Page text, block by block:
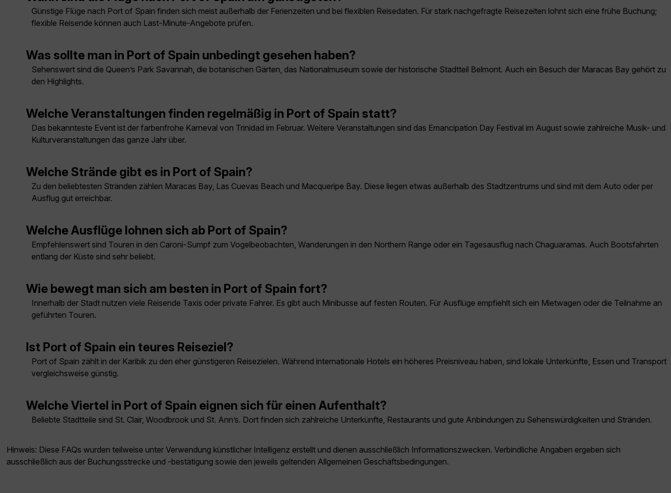
Günstige Flüge nach Port of Spain finden sich meist außerhalb der Ferienzeiten und bei flexiblen Reisedaten. Für stark nachgefragte Reisezeiten lohnt sich eine frühe Buchung;
flexible Reisende können auch Last-Minute-Angebote prüfen.
Was sollte man in Port of Spain unbedingt gesehen haben?
Sehenswert sind die Queen’s Park Savannah, die botanischen Gärten, das Nationalmuseum sowie der historische Stadtteil Belmont. Auch ein Besuch der Maracas Bay gehört zu
den Highlights.
Welche Veranstaltungen finden regelmäßig in Port of Spain statt?
Das bekannteste Event ist der farbenfrohe Karneval von Trinidad im Februar. Weitere Veranstaltungen sind das Emancipation Day Festival im August sowie zahlreiche Musik- und
Kulturveranstaltungen das ganze Jahr über.
Welche Strände gibt es in Port of Spain?
Zu den beliebtesten Stränden zählen Maracas Bay, Las Cuevas Beach und Macqueripe Bay. Diese liegen etwas außerhalb des Stadtzentrums und sind mit dem Auto oder per
Ausflug gut erreichbar.
Welche Ausflüge lohnen sich ab Port of Spain?
Empfehlenswert sind Touren in den Caroni-Sumpf zum Vogelbeobachten, Wanderungen in den Northern Range oder ein Tagesausflug nach Chaguaramas. Auch Bootsfahrten
entlang der Küste sind sehr beliebt.
Wie bewegt man sich am besten in Port of Spain fort?
Innerhalb der Stadt nutzen viele Reisende Taxis oder private Fahrer. Es gibt auch Minibusse auf festen Routen. Für Ausflüge empfiehlt sich ein Mietwagen oder die Teilnahme an
geführten Touren.
Ist Port of Spain ein teures Reiseziel?
Port of Spain zählt in der Karibik zu den eher günstigeren Reisezielen. Während internationale Hotels ein höheres Preisniveau haben, sind lokale Unterkünfte, Essen und Transport
vergleichsweise günstig.
Welche Viertel in Port of Spain eignen sich für einen Aufenthalt?
Beliebte Stadtteile sind St. Clair, Woodbrook und St. Ann’s. Dort finden sich zahlreiche Unterkünfte, Restaurants und gute Anbindungen zu Sehenswürdigkeiten und Stränden.
Hinweis: Diese FAQs wurden teilweise unter Verwendung künstlicher Intelligenz erstellt und dienen ausschließlich Informationszwecken. Verbindliche Angaben ergeben sich
ausschließlich aus der Buchungsstrecke und -bestätigung sowie den jeweils geltenden Allgemeinen Geschäftsbedingungen.